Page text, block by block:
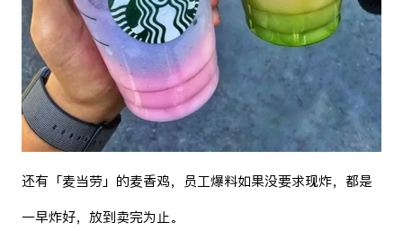
还有「麦当劳」的麦香鸡，员工爆料如果没要求现炸，都是
一早炸好，放到卖完为止。